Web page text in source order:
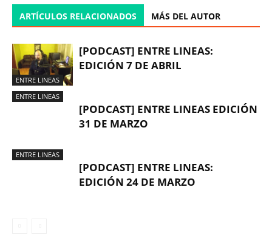
ARTÍCULOS RELACIONADOS MÁS DEL AUTOR
ENTRE LINEAS
[PODCAST] ENTRE LINEAS:
EDICIÓN 7 DE ABRIL
ENTRE LINEAS
[PODCAST] ENTRE LINEAS EDICIÓN
31 DE MARZO
ENTRE LINEAS
[PODCAST] ENTRE LINEAS:
EDICIÓN 24 DE MARZO